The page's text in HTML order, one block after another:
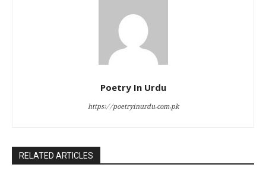
Poetry In Urdu
https://poetryinurdu.com.pk
RELATED ARTICLES